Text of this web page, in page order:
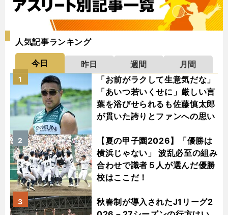
人気記事ランキング
今日 昨日 週間
月間
「お前がラクして生意気だな」
「あいつ若いくせに」厳しい言
葉を浴びせられるも佐藤慎太郎
が貫いた誇りとファンへの思い
1
【夏の甲子園2026】「優勝は
横浜じゃない」 波乱必至の組み
合わせで識者５人が選んだ優勝
校はここだ！
2
秋春制が導入されたJ1リーグ2
3